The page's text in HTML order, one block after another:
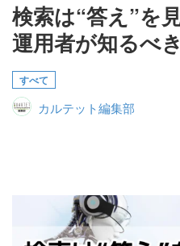
実績・お客様の声
初めて導入をお考えの方
代理店の乗り換えをお考えの方
お問い合わせ
検索は“答え”を
運用者が知るべ
すべて
カルテット編集部